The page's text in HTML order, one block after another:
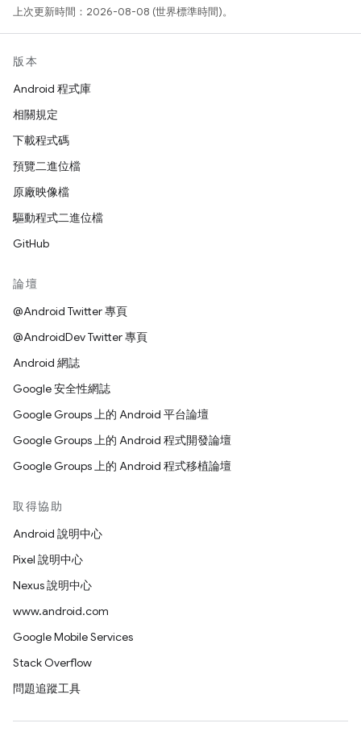
上次更新時間：2026-08-08 (世界標準時間)。
版本
Android 程式庫
相關規定
下載程式碼
預覽二進位檔
原廠映像檔
驅動程式二進位檔
GitHub
論壇
@Android Twitter 專頁
@AndroidDev Twitter 專頁
Android 網誌
Google 安全性網誌
Google Groups 上的 Android 平台論壇
Google Groups 上的 Android 程式開發論壇
Google Groups 上的 Android 程式移植論壇
取得協助
Android 說明中心
Pixel 說明中心
Nexus 說明中心
www.android.com
Google Mobile Services
Stack Overflow
問題追蹤工具